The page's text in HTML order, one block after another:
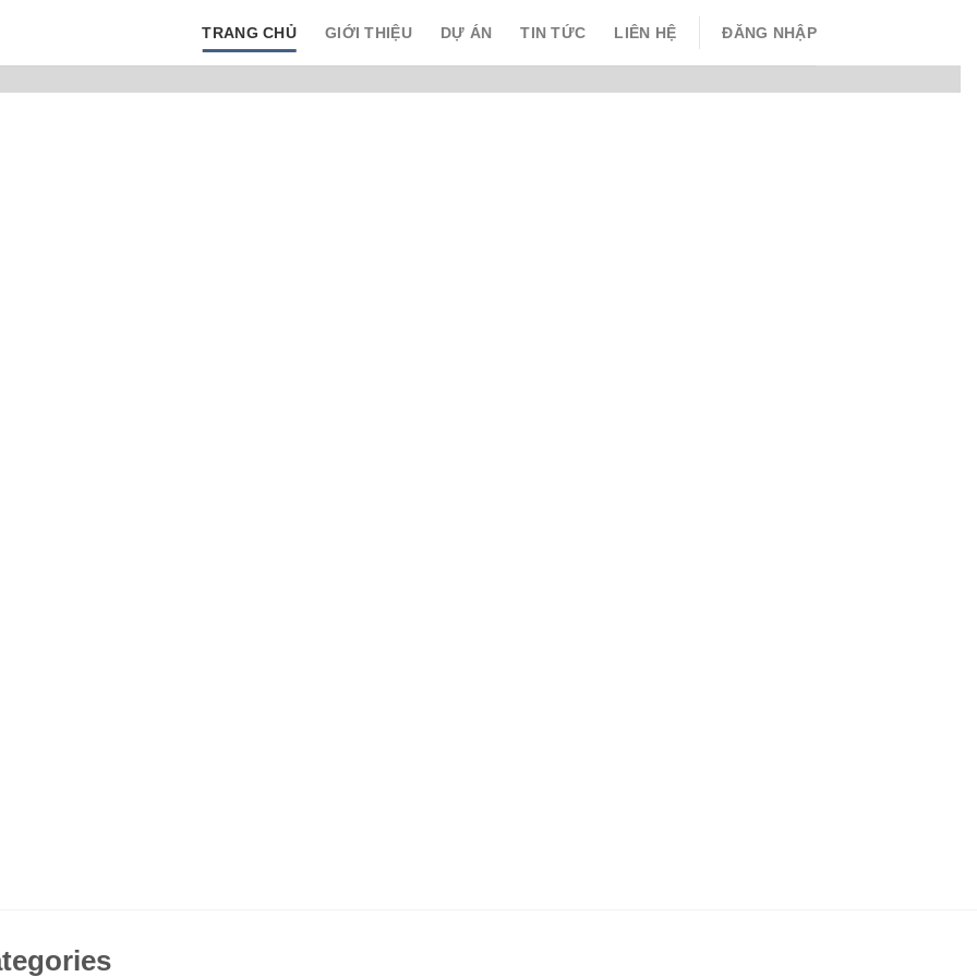
TRANG CHỦ GIỚI THIỆU DỰ ÁN TIN TỨC LIÊN HỆ ĐĂNG NHẬP